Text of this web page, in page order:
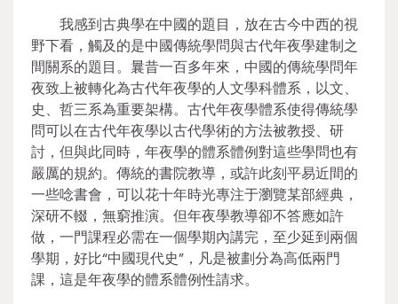
我感到古典學在中國的題目，放在古今中西的視
野下看，觸及的是中國傳統學問與古代年夜學建制之
間關系的題目。曩昔一百多年來，中國的傳統學問年
夜致上被轉化為古代年夜學的人文學科體系，以文、
史、哲三系為重要架構。古代年夜學體系使得傳統學
問可以在古代年夜學以古代學術的方法被教授、研
討，但與此同時，年夜學的體系體例對這些學問也有
嚴厲的規約。傳統的書院教導，或許此刻平易近間的
一些唸書會，可以花十年時光專注于瀏覽某部經典，
深研不輟，無窮推演。但年夜學教導卻不答應如許
做，一門課程必需在一個學期內講完，至少延到兩個
學期，好比“中國現代史”，凡是被劃分為高低兩門
課，這是年夜學的體系體例性請求。